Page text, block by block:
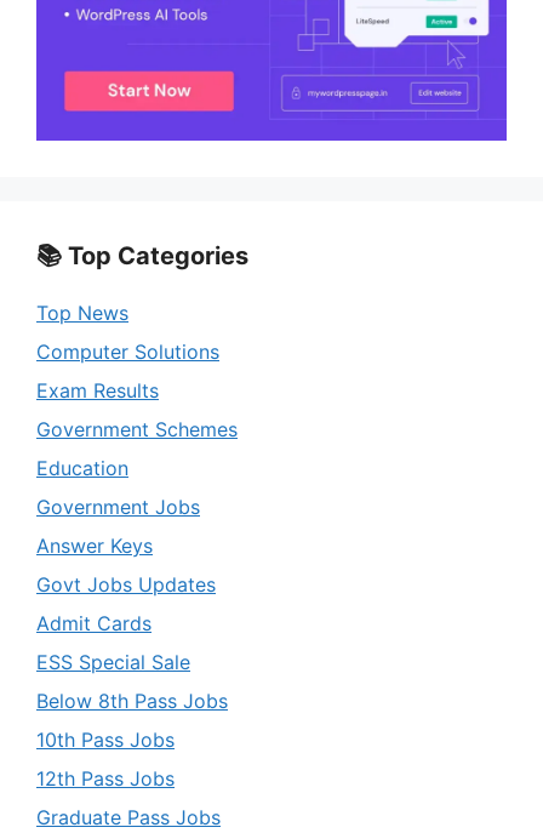
📚 Top Categories
Top News
Computer Solutions
Exam Results
Government Schemes
Education
Government Jobs
Answer Keys
Govt Jobs Updates
Admit Cards
ESS Special Sale
Below 8th Pass Jobs
10th Pass Jobs
12th Pass Jobs
Graduate Pass Jobs